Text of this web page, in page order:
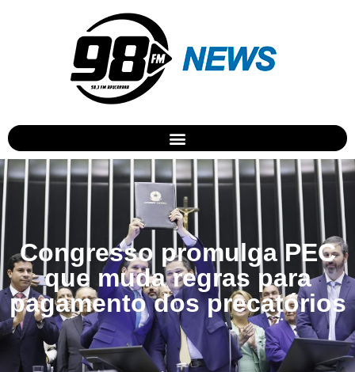
Congresso promulga PEC
que muda regras para
pagamento dos precatórios